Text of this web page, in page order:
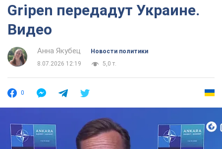
Gripen передадут Украине.
Видео
Анна Якубец
Новости политики
8.07.2026 12:19
5,0 т.
0